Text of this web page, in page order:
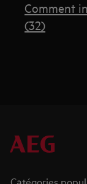
Comment
(32)